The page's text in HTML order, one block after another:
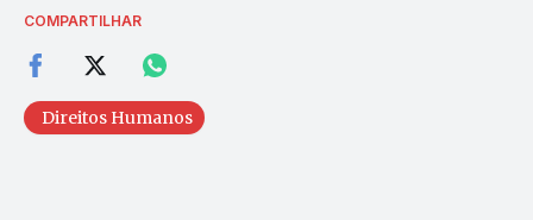
COMPARTILHAR
Direitos Humanos